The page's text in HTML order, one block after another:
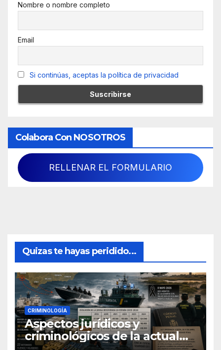
Nombre o nombre completo
Email
Si continúas, aceptas la política de privacidad
Colabora Con NOSOTROS
RELLENAR EL FORMULARIO
Quizas te hayas peridido...
CRIMINOLOGÍA
Aspectos jurídicos y
criminológicos de la actual